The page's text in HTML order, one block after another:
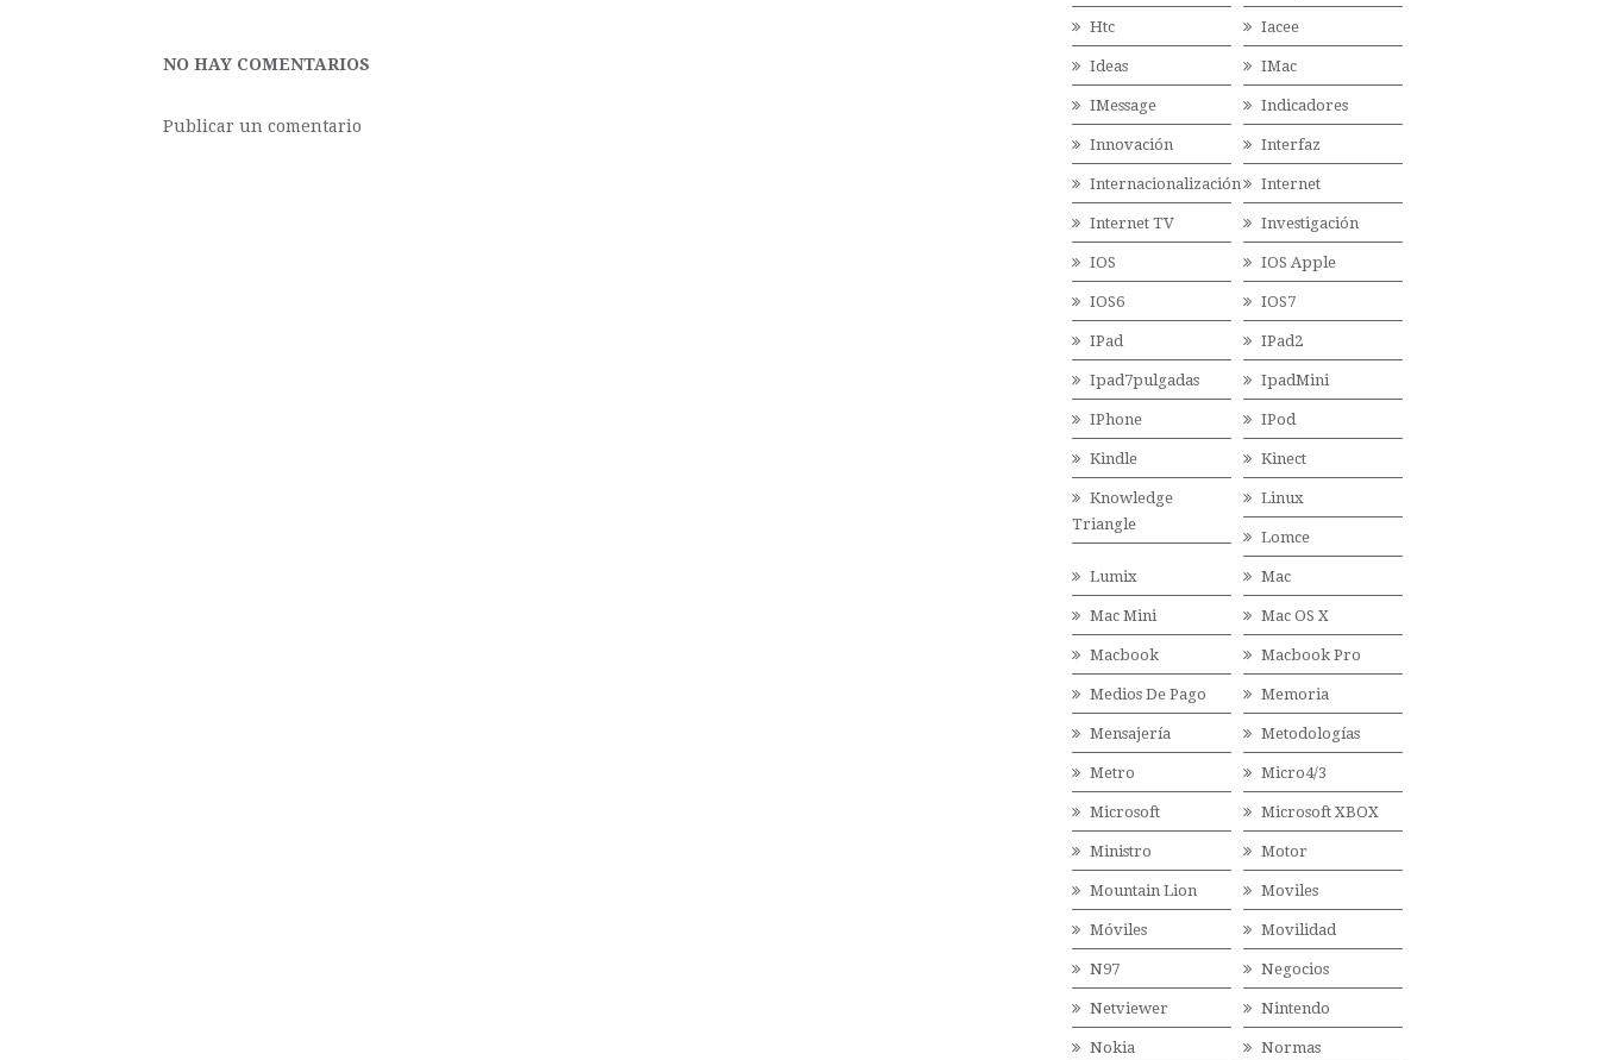
NO HAY COMENTARIOS
Publicar un comentario
Htc Iacee
Ideas IMac
IMessage Indicadores
Innovación Interfaz
Internacionalización Internet
Internet TV Investigación
IOS IOS Apple
IOS6 IOS7
IPad IPad2
Ipad7pulgadas IpadMini
IPhone IPod
Kindle Kinect
Knowledge
Triangle
Linux
Lomce
Lumix Mac
Mac Mini Mac OS X
Macbook Macbook Pro
Medios De Pago Memoria
Mensajería Metodologías
Metro Micro4/3
Microsoft Microsoft XBOX
Ministro Motor
Mountain Lion Moviles
Móviles Movilidad
N97 Negocios
Netviewer Nintendo
Nokia Normas